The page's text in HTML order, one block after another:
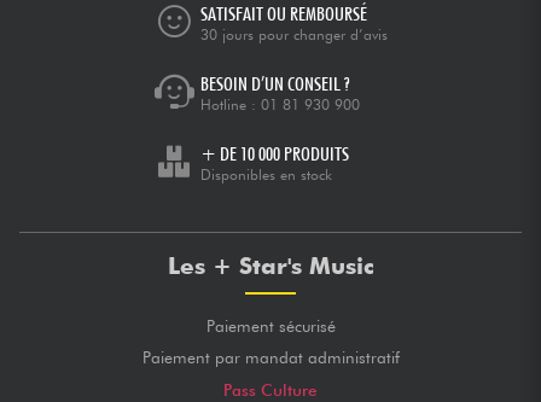
SATISFAIT OU REMBOURSÉ
30 jours pour changer d’avis
BESOIN D’UN CONSEIL ?
Hotline : 01 81 930 900
+ DE 10 000 PRODUITS
Disponibles en stock
Les + Star's Music
Paiement sécurisé
Paiement par mandat administratif
Pass Culture